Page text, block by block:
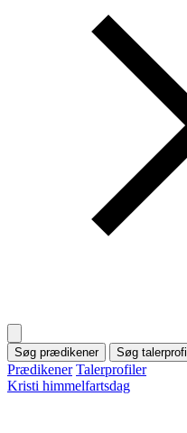
Søg prædikener Søg talerprofil
Prædikener Talerprofiler
Kristi himmelfartsdag